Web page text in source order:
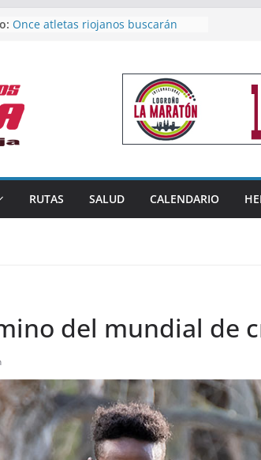
Once atletas riojanos buscarán
Un bronce en 4×400 y tres puestos
de finalista cierran la participación
riojana en en Nacional de Málaga
El equipo femenino del Tritones
Rioja alcanza el podio nacional de
Acuatlón en Calahorra
España absoluto en Disco
Calahorra acoge este fin de semana
RUTAS SALUD CALENDARIO
del mundial de